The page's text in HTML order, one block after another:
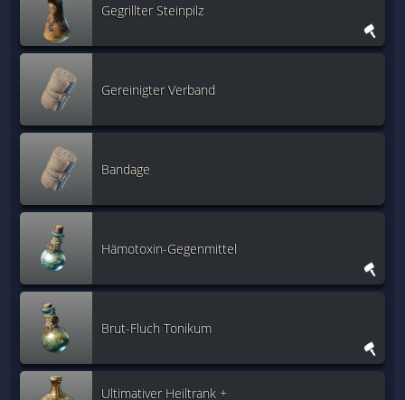
Gegrillter Steinpilz
Gereinigter Verband
Bandage
Hämotoxin-Gegenmittel
Brut-Fluch Tonikum
Ultimativer Heiltrank +